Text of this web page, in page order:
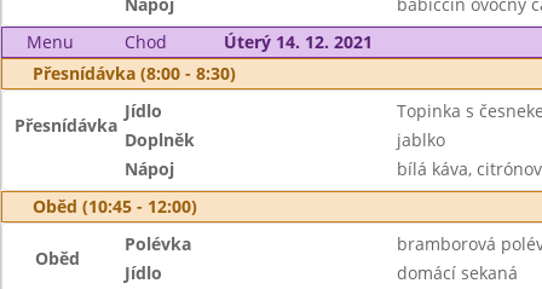
Menu
Chod
Úterý 14. 12. 2021
Přesnídávka (8:00 - 8:30)
Přesnídávka
Jídlo
Topinka s
Doplněk
jablko
Nápoj
bílá káva,
Oběd (10:45 - 12:00)
Oběd
Polévka
bramborová
Jídlo
domácí sekaná